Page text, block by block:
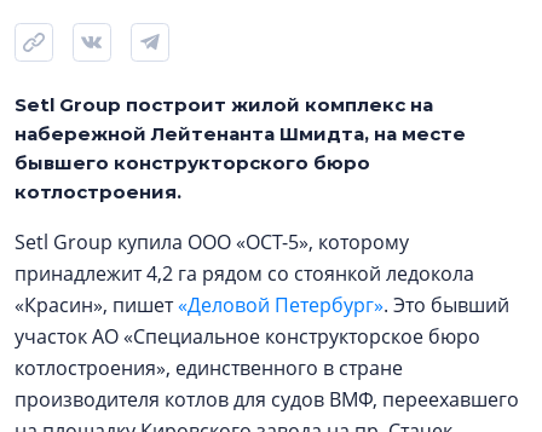
Setl Group построит жилой комплекс на
набережной Лейтенанта Шмидта, на месте
бывшего конструкторского бюро
котлостроения.
Setl Group купила ООО «ОСТ-5», которому
принадлежит 4,2 га рядом со стоянкой ледокола
«Красин», пишет«Деловой Петербург». Это бывший
участок АО «Специальное конструкторское бюро
котлостроения», единственного в стране
производителя котлов для судов ВМФ, переехавшего